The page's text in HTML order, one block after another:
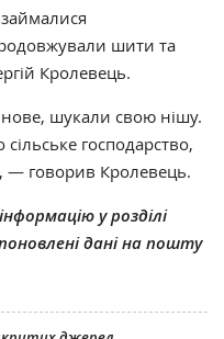
шити та
Кролевець.
шукали свою нішу.
господарство,
— говорив Кролевець.
у розділі
дані на пошту